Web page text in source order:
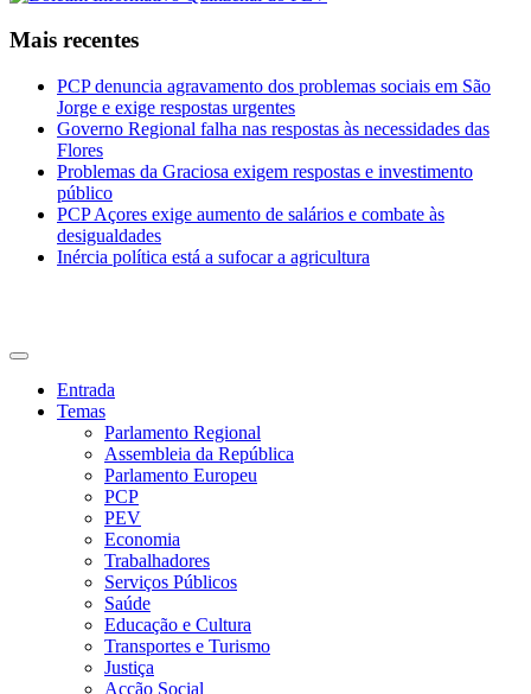
Mais recentes
PCP denuncia agravamento dos problemas sociais em São
Jorge e exige respostas urgentes
Governo Regional falha nas respostas às necessidades das
Flores
Problemas da Graciosa exigem respostas e investimento
público
PCP Açores exige aumento de salários e combate às
desigualdades
Inércia política está a sufocar a agricultura
Entrada
Temas
Parlamento Regional
Assembleia da República
Parlamento Europeu
PCP
PEV
Economia
Trabalhadores
Serviços Públicos
Saúde
Educação e Cultura
Transportes e Turismo
Justiça
Acção Social